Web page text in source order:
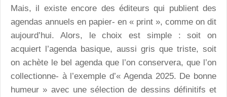
Mais, il existe encore des éditeurs qui publient des
agendas annuels en papier- en « print », comme on dit
aujourd’hui. Alors, le choix est simple : soit on
acquiert l’agenda basique, aussi gris que triste, soit
on achète le bel agenda que l’on conservera, que l’on
collectionne- à l’exemple d’« Agenda 2025. De bonne
humeur » avec une sélection de dessins définitifs et